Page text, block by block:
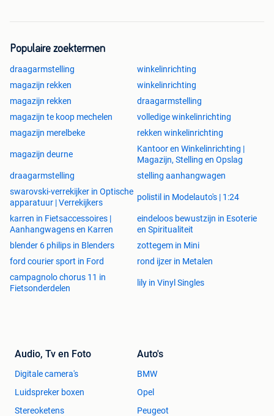
Populaire zoektermen
draagarmstelling
winkelinrichting
magazijn rekken
winkelinrichting
magazijn rekken
draagarmstelling
magazijn te koop mechelen
volledige winkelinrichting
magazijn merelbeke
rekken winkelinrichting
magazijn deurne
Kantoor en Winkelinrichting |
Magazijn, Stelling en Opslag
draagarmstelling
stelling aanhangwagen
swarovski-verrekijker in Optische
apparatuur | Verrekijkers
polistil in Modelauto's | 1:24
karren in Fietsaccessoires |
Aanhangwagens en Karren
eindeloos bewustzijn in Esoterie
en Spiritualiteit
blender 6 philips in Blenders
zottegem in Mini
ford courier sport in Ford
rond ijzer in Metalen
campagnolo chorus 11 in
Fietsonderdelen
lily in Vinyl Singles
Audio, Tv en Foto
Digitale camera's
Luidspreker boxen
Stereoketens
Auto's
BMW
Opel
Peugeot